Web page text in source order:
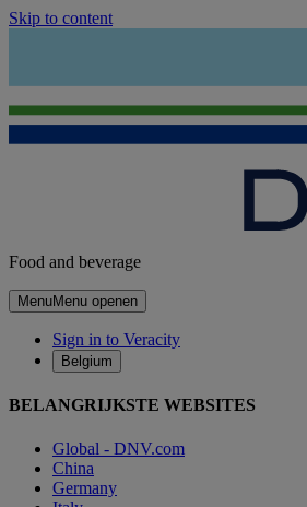
Skip to content
Food and beverage
MenuMenu openen
Sign in to Veracity
Belgium
BELANGRIJKSTE WEBSITES
Global - DNV.com
China
Germany